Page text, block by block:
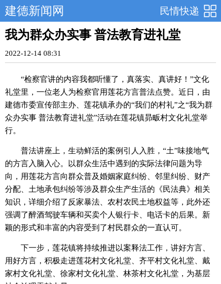
民情快递
建德新闻网
我为群众办实事 普法教育进礼堂
2022-12-14 08:31
“检察官讲的内容我都听懂了，真落实、真讲好！”文化
礼堂里，一位老人为检察官用莲花方言普法点赞。近日，由
建德市委宣传部主办、莲花镇承办的“我们的村礼”之“我为群
众办实事 普法教育进礼堂”活动在莲花镇昴畈村文化礼堂举
行。
普法讲座上，生动鲜活的案例引人入胜，“土”味接地气
的方言入脑入心。以群众生活中遇到的实际法律问题为导
向，用莲花方言向群众普及婚姻家庭纠纷、邻里纠纷、财产
分配、土地承包纠纷等涉及群众生产生活的《民法典》相关
知识，详细介绍了反家暴法、农村农民土地权益等，此外还
强调了醉酒驾驶车辆和买卖个人银行卡、电话卡的后果。新
颖的形式和丰富的内容受到了村民群众的一直认可。
下一步，莲花镇将持续推进以案释法工作，讲好方言、
用好方言，积极走进莲花村文化礼堂、齐平村文化礼堂、戴
家村文化礼堂、徐家村文化礼堂、林茶村文化礼堂，为基层